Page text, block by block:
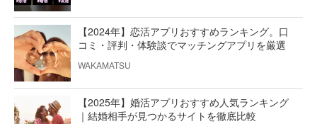
【2024年】恋活アプリおすすめランキング。口
コミ・評判・体験談でマッチングアプリを厳選
WAKAMATSU
【2025年】婚活アプリおすすめ人気ランキング
｜結婚相手が見つかるサイトを徹底比較